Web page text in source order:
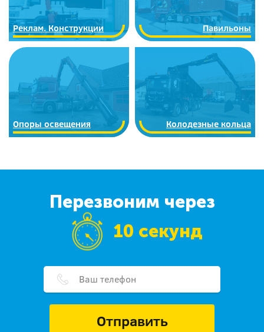
Реклам. Конструкции Павильоны
Опоры освещения Колодезные кольца
Перезвоним через
10 секунд
Отправить